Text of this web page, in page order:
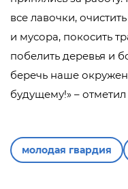
все лавочки,
и мусора, покосить
побелить деревья и
беречь наше
будущему!» –
молодая гвардия